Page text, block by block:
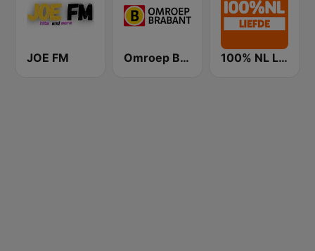
JOE FM Omroep Brabant 100% NL Liefde